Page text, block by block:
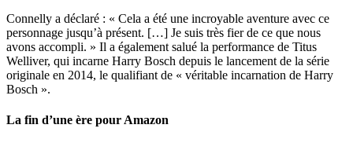
Connelly a déclaré : « Cela a été une incroyable aventure avec ce
personnage jusqu’à présent. […] Je suis très fier de ce que nous
avons accompli. » Il a également salué la performance de Titus
Welliver, qui incarne Harry Bosch depuis le lancement de la série
originale en 2014, le qualifiant de « véritable incarnation de Harry
Bosch ».
La fin d’une ère pour Amazon